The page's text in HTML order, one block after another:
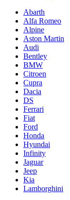
Abarth
Alfa Romeo
Alpine
Aston Martin
Audi
Bentley
BMW
Citroen
Cupra
Dacia
DS
Ferrari
Fiat
Ford
Honda
Hyundai
Infinity
Jaguar
Jeep
Kia
Lamborghini